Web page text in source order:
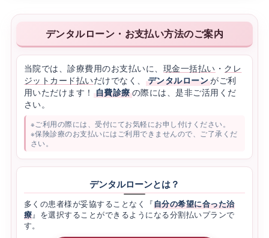
デンタルローン・お支払い方法のご案内
当院では、診療費用のお支払いに、 現金一括払い ・ クレ
ジットカード払いだけでなく、 デンタルローンがご利
用いただけます！ 自費診療 の際には、是非ご活用くだ
さい。
※ご利用の際には、受付にてお気軽にお申し付けください。
※保険診療のお支払いにはご利用できませんので、ご了承くだ
さい。
デンタルローンとは？
多くの患者様が妥協することなく『自分の希望に合った治
療』を選択することができるようになる分割払いプランで
す。